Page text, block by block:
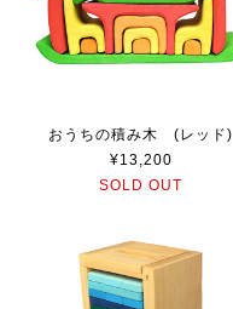
おうちの積み木 (レッド)
¥13,200
SOLD OUT